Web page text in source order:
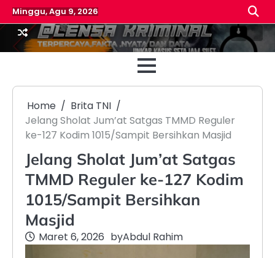
Skip
to
content
Minggu, Agu 9, 2026
Beranda
Home
Brita TNI
Jelang Sholat Jum’at Satgas TMMD Reguler
ke-127 Kodim 1015/Sampit Bersihkan Masjid
Jelang Sholat Jum’at Satgas
TMMD Reguler ke-127 Kodim
1015/Sampit Bersihkan
Masjid
Maret 6, 2026 byAbdul Rahim